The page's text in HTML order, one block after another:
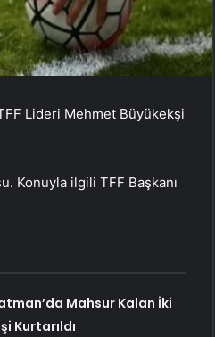
Lideri Mehmet Büyükekşi
Konuyla ilgili TFF Başkanı
Mahsur Kalan İki
Kurtarıldı